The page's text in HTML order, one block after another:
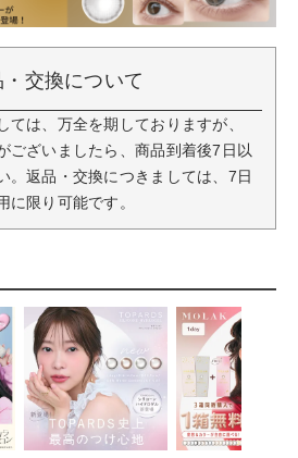
・交換について
ては、万全を期しておりますが、
ございましたら、商品到着後7日以
。返品・交換につきましては、7日
に限り可能です。